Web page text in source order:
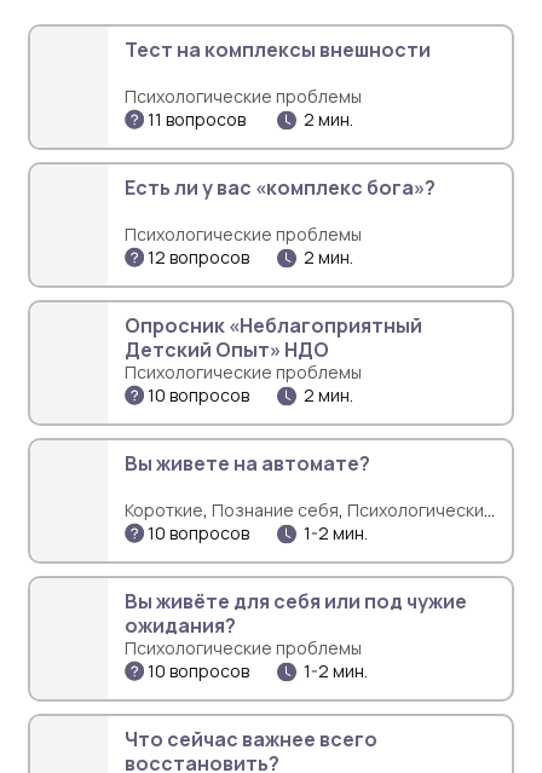
Тест на комплексы внешности
Психологические проблемы
11 вопросов
2 мин.
Есть ли у вас «комплекс бога»?
Психологические проблемы
12 вопросов
2 мин.
Опросник «Неблагоприятный
Детский Опыт» НДО
Психологические проблемы
10 вопросов
2 мин.
Вы живете на автомате?
Короткие, Познание себя, Психологические
проблемы
10 вопросов 1-2 мин.
Вы живёте для себя или под чужие
ожидания?
Психологические проблемы
10 вопросов
1-2 мин.
Что сейчас важнее всего
восстановить?